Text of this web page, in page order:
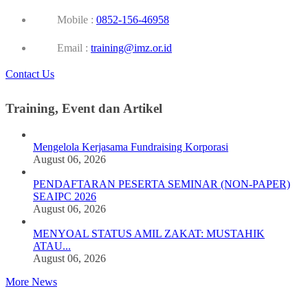
Mobile : 0852-156-46958
Email : training@imz.or.id
Contact Us
Training, Event dan Artikel
Mengelola Kerjasama Fundraising Korporasi
August 06, 2026
PENDAFTARAN PESERTA SEMINAR (NON-PAPER)
SEAIPC 2026
August 06, 2026
MENYOAL STATUS AMIL ZAKAT: MUSTAHIK
ATAU...
August 06, 2026
More News